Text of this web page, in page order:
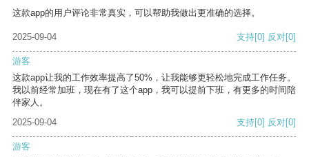
这款app的用户评论非常真实，可以帮助我做出更准确的选择。
2025-09-04 支持[0] 反对[0]
游客
这款app让我的工作效率提高了50%，让我能够更轻松地完成工作任务。
我以前经常加班，现在有了这个app，我可以提前下班，有更多的时间陪
伴家人。
2025-09-04
支持[0] 反对[0]
游客